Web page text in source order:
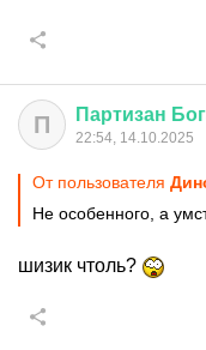
П Партизан
22:54, 14.10.2025
От пользователя
Не особенного, а
шизик чтоль?